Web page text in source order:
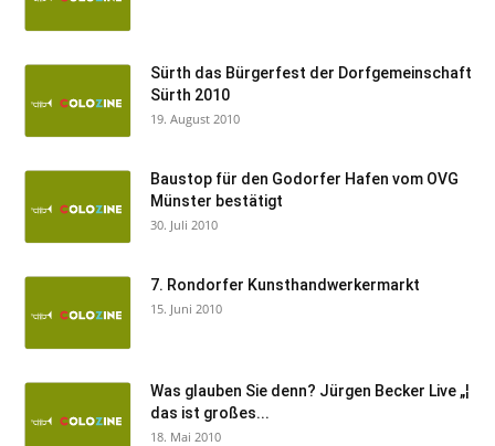
Sürth das Bürgerfest der Dorfgemeinschaft
Sürth 2010
19. August 2010
Baustop für den Godorfer Hafen vom OVG
Münster bestätigt
30. Juli 2010
7. Rondorfer Kunsthandwerkermarkt
15. Juni 2010
Was glauben Sie denn? Jürgen Becker Live „¦
das ist großes...
18. Mai 2010